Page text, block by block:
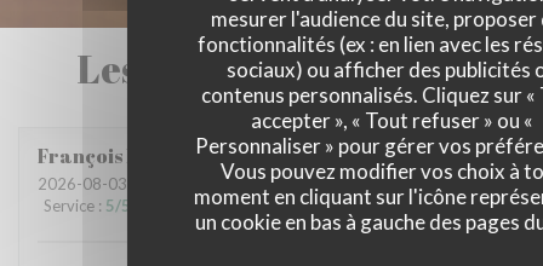
mesurer l'audience du site, proposer
fonctionnalités (ex : en lien avec les
sociaux) ou afficher des publicités
contenus personnalisés. Cliquez sur «
accepter », « Tout refuser » ou «
Personnaliser » pour gérer vos
Vous pouvez modifier vos choix à
moment en cliquant sur l'icône
un cookie en bas à gauche des pages
Les avis de nos clients
François
2026-08-03 - 20:00 - Couverts 3
Service : 5/5 Ambiance:5/5 Cuisine :5/5 Qualité / Prix:5/5